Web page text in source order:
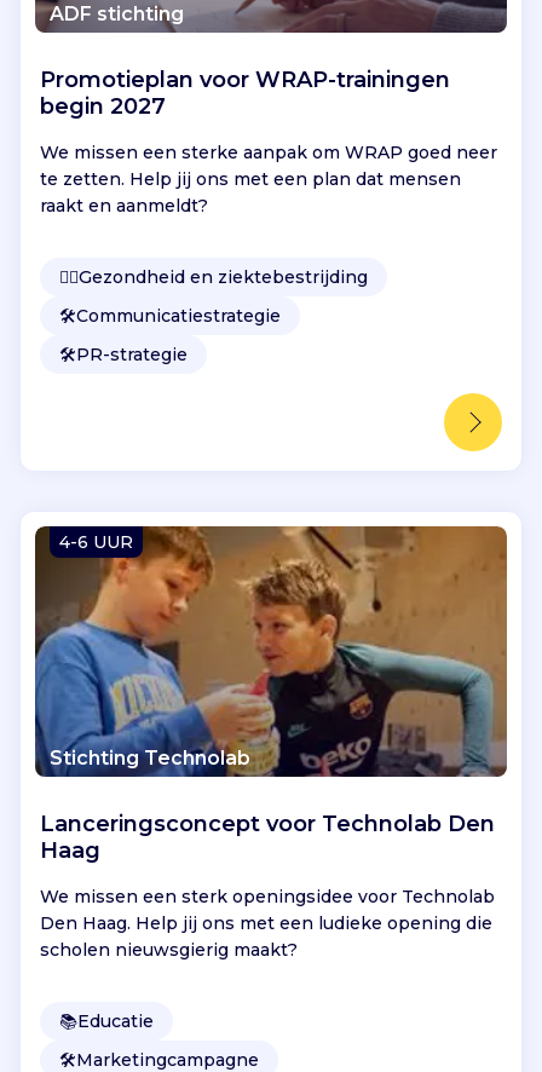
ADF stichting
Promotieplan voor WRAP-trainingen
begin 2027
We missen een sterke aanpak om WRAP goed neer
te zetten. Help jij ons met een plan dat mensen
raakt en aanmeldt?
👩‍⚕️Gezondheid en ziektebestrijding
🛠️Communicatiestrategie
🛠️PR-strategie
4-6 UUR
Stichting Technolab
Lanceringsconcept voor Technolab Den
Haag
We missen een sterk openingsidee voor Technolab
Den Haag. Help jij ons met een ludieke opening die
scholen nieuwsgierig maakt?
📚Educatie
🛠️Marketingcampagne